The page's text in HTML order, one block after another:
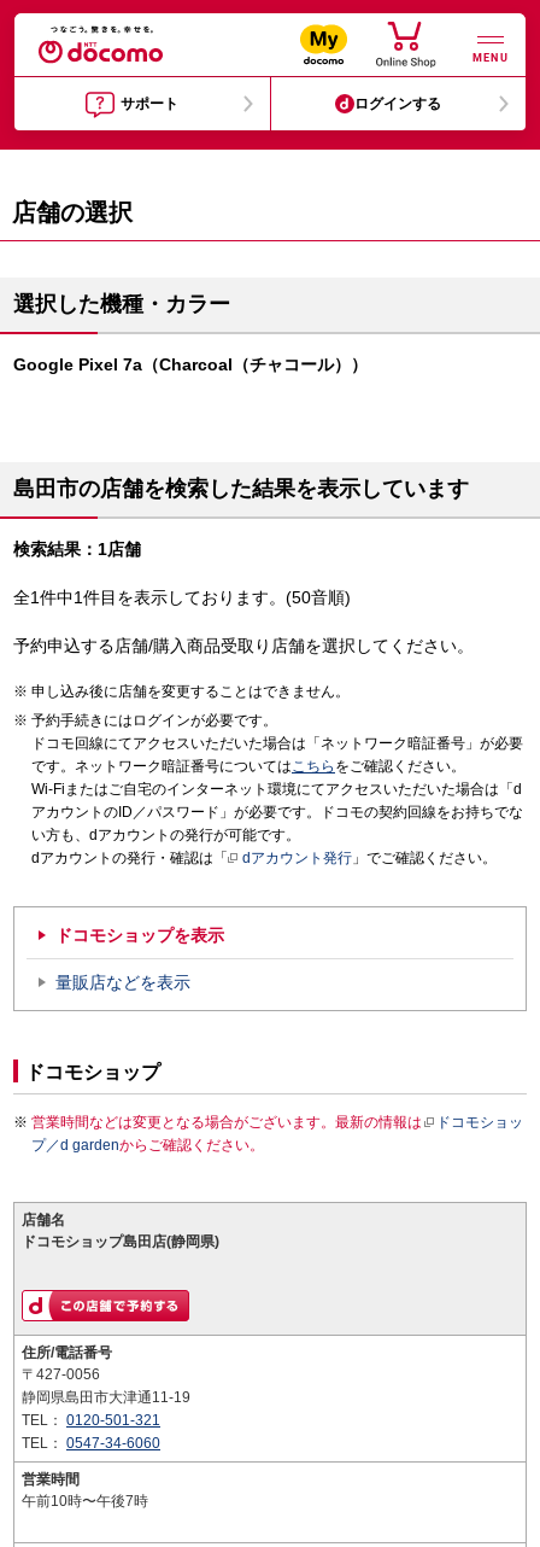
MENU
サポート ログインする
店舗の選択
選択した機種・カラー
Google Pixel 7a（Charcoal（チャコール））
島田市の店舗を検索した結果を表示しています
検索結果：1店舗
全1件中1件目を表示しております。(50音順)
予約申込する店舗/購入商品受取り店舗を選択してください。
申し込み後に店舗を変更することはできません。
予約手続きにはログインが必要です。
ドコモ回線にてアクセスいただいた場合は「ネットワーク暗証番号」が必要
です。ネットワーク暗証番号についてはこちら をご確認ください。
Wi-Fiまたはご自宅のインターネット環境にてアクセスいただいた場合は「d
アカウントのID／パスワード」が必要です。ドコモの契約回線をお持ちでな
い方も、dアカウントの発行が可能です。
dアカウントの発行・確認は「
dアカウント発行 」でご確認ください。
ドコモショップを表示
量販店などを表示
ドコモショップ
営業時間などは変更となる場合がございます。最新の情報は
ドコモショッ
プ／d gardenからご確認ください。
店舗名
ドコモショップ島田店(静岡県)
住所/電話番号
〒427-0056
静岡県島田市大津通11-19
TEL： 0120-501-321
TEL： 0547-34-6060
営業時間
午前10時〜午後7時